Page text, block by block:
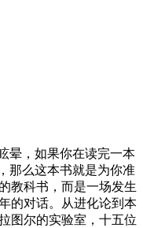
晕，如果你在读完一本
那么这本书就是为你准
教科书，而是一场发生
的对话。从进化论到本
图尔的实验室，十五位